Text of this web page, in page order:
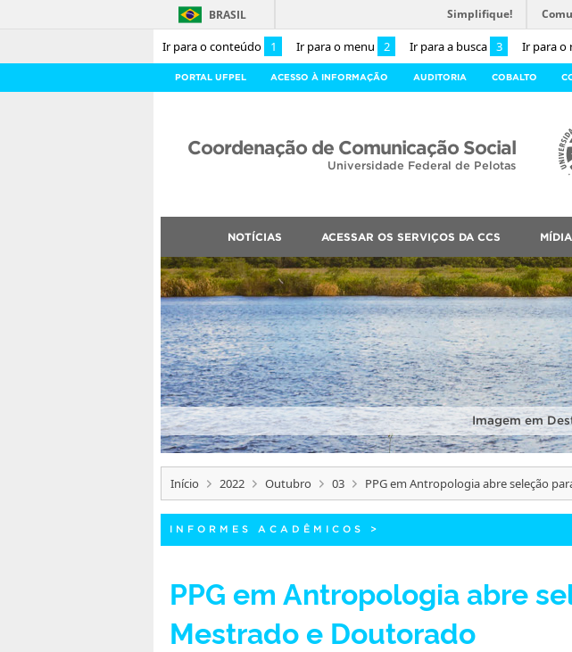
Ir para o conteúdo 1 Ir para o menu 2 Ir para a busca 3 Ir para o
BRASIL Simplifique!
PORTAL UFPEL ACESSO À INFORMAÇÃO AUDITORIA COBALTO
Coordenação de Comunicação Social
Universidade Federal de Pelotas
NOTÍCIAS ACESSAR OS SERVIÇOS DA CCS
Imagem em
Início 2022 Outubro 03 PPG em Antropologia abre seleção
INFORMES ACADÊMICOS >
PPG em Antropologia abre
Mestrado e Doutorado